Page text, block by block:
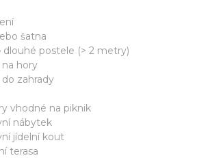
šatna
dlouhé postele (> 2 metry)
hory
zahrady
vhodné na piknik
nábytek
jídelní kout
terasa